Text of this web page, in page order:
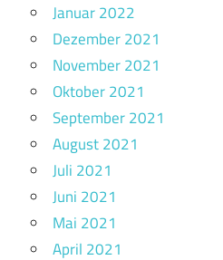
Januar 2022
Dezember 2021
November 2021
Oktober 2021
September 2021
August 2021
Juli 2021
Juni 2021
Mai 2021
April 2021